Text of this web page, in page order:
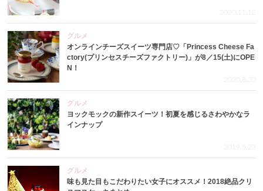
2020.11.12
グルメ
オンラインチーズスイーツ専門店♡「Princess Cheese Fa
ctory(プリンセスチーズファクトリー)」が8／15(土)にOPE
N！
2020.8.30
グルメ
ヨックモックの新作スイーツ！初夏を感じるさわやかなラ
インナップ
2019.5.23
グルメ
味も見た目もこだわりたい女子にオススメ！2018絶品クリ